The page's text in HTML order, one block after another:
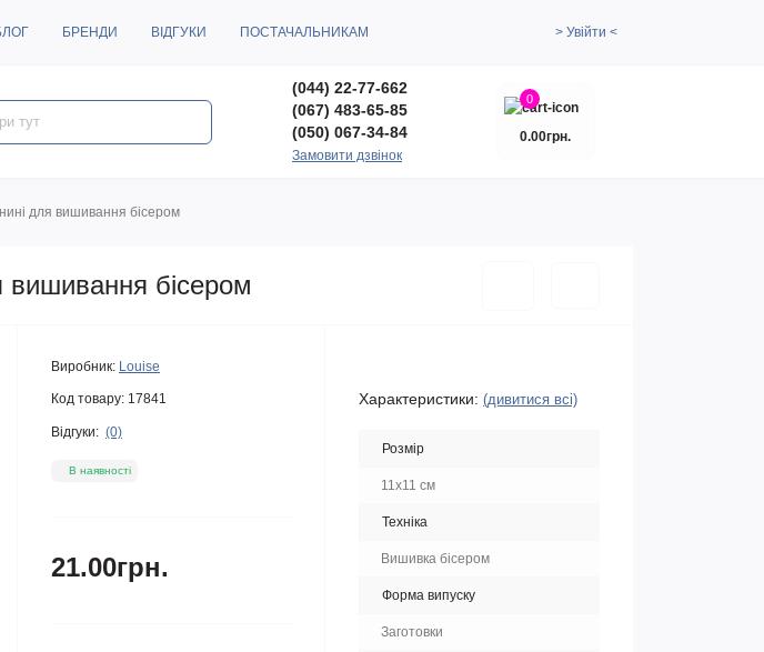
БРЕНДИ ВІДГУКИ ПОСТАЧАЛЬНИКАМ > Увійти <
(044) 22-77-662
(067) 483-65-85
(050) 067-34-84
Замовити дзвінок
0
0.00грн.
для вишивання бісером
вишивання бісером
Виробник: Louise
Код товару: 17841
Відгуки: (0)
В наявності
21.00грн.
Характеристики: (дивитися всі)
Розмір
11x11 см
Техніка
Вишивка бісером
Форма випуску
Заготовки